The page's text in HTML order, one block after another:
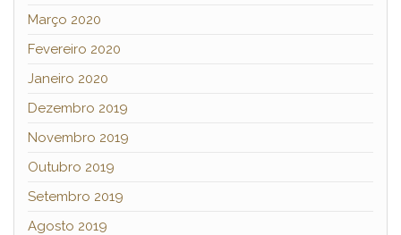
Março 2020
Fevereiro 2020
Janeiro 2020
Dezembro 2019
Novembro 2019
Outubro 2019
Setembro 2019
Agosto 2019